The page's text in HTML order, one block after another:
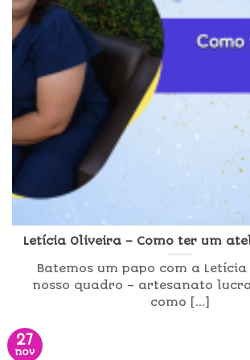
Letícia Oliveira – Como ter um
Batemos um papo com a
nosso quadro – artesanato
como [...]
27
nov